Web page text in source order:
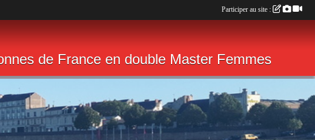
de France en double Master Femmes
Participer au site :